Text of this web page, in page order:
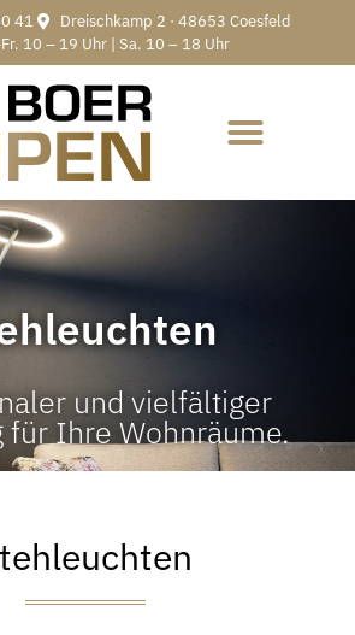
41
Dreischkamp 2 · 48653 Coesfeld
10 – 19 Uhr | Sa. 10 – 18 Uhr
und vielfältiger
für Ihre Wohnräume.